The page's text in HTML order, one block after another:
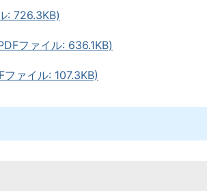
: 726.3KB)
ファイル: 636.1KB)
ァイル: 107.3KB)